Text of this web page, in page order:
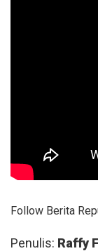
Follow Berita
Penulis: Raffy